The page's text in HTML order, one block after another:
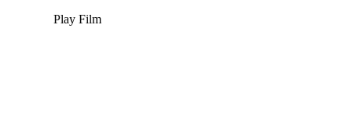
Play Film